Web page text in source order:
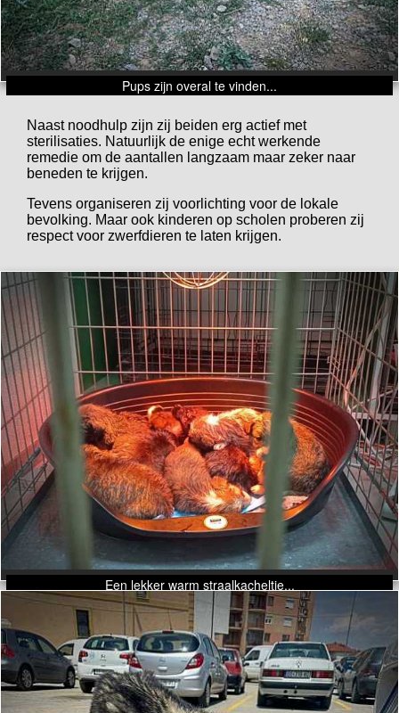
Pups zijn overal te vinden...
Naast noodhulp zijn zij beiden erg actief met
sterilisaties. Natuurlijk de enige echt werkende
remedie om de aantallen langzaam maar zeker naar
beneden te krijgen.
Tevens organiseren zij voorlichting voor de lokale
bevolking. Maar ook kinderen op scholen proberen zij
respect voor zwerfdieren te laten krijgen.
Een lekker warm straalkacheltje...